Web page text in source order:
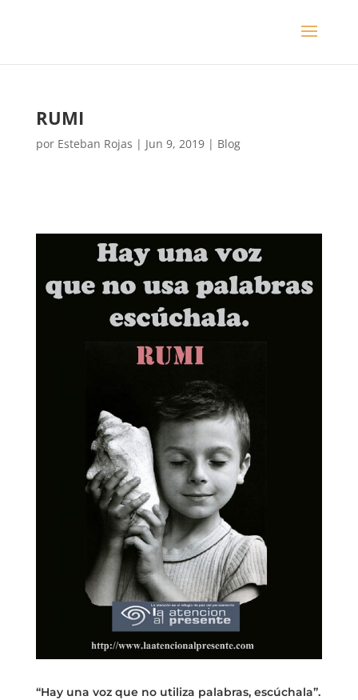
RUMI
por Esteban Rojas | Jun 9, 2019| Blog
“Hay una voz que no utiliza palabras, escúchala”.